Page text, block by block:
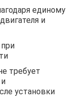
единому
и
требует
установки